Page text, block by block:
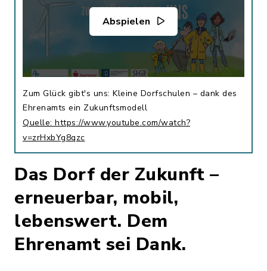
Abspielen
Zum Glück gibt's uns: Kleine Dorfschulen – dank des
Ehrenamts ein Zukunftsmodell
Quelle: https://www.youtube.com/watch?
v=zrHxbYg8qzc
Das Dorf der Zukunft –
erneuerbar, mobil,
lebenswert. Dem
Ehrenamt sei Dank.